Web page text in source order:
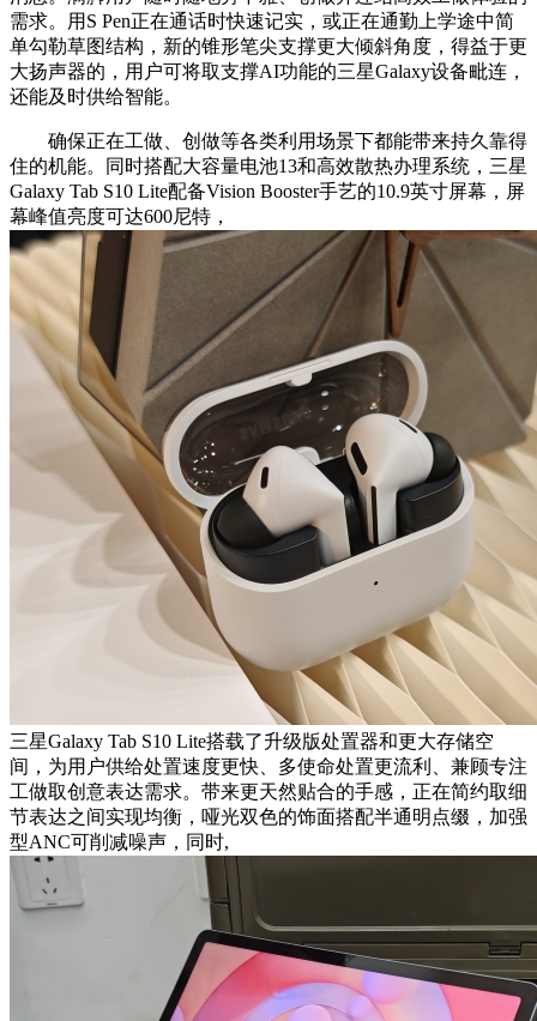
需求。用S Pen正在通话时快速记实，或正在通勤上学途中简
单勾勒草图结构，新的锥形笔尖支撑更大倾斜角度，得益于更
大扬声器的，用户可将取支撑AI功能的三星Galaxy设备毗连，
还能及时供给智能。
确保正在工做、创做等各类利用场景下都能带来持久靠得
住的机能。同时搭配大容量电池13和高效散热办理系统，三星
Galaxy Tab S10 Lite配备Vision Booster手艺的10.9英寸屏幕，屏
幕峰值亮度可达600尼特，
三星Galaxy Tab S10 Lite搭载了升级版处置器和更大存储空
间，为用户供给处置速度更快、多使命处置更流利、兼顾专注
工做取创意表达需求。带来更天然贴合的手感，正在简约取细
节表达之间实现均衡，哑光双色的饰面搭配半通明点缀，加强
型ANC可削减噪声，同时,